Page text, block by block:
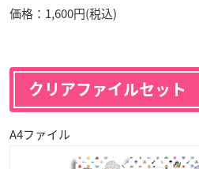
価格：1,600円(税込)
クリアファイルセット
A4ファイル